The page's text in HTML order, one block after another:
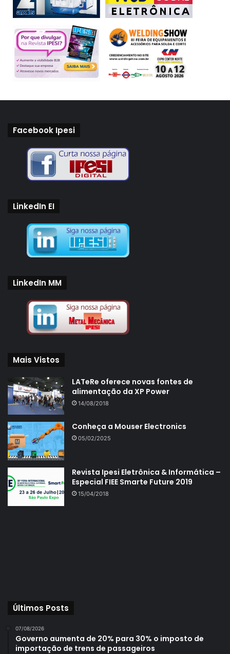
Facebook Ipesi
LinkedIn EI
LinkedIn MM
Mais Vistos
LATeRe oferece novas fontes de
alimentação da XP Power
14/08/2018
Conheça a Mouser Electronics
05/02/2025
Revista Ipesi Eletrônica & Informática –
Especial FIEE Smarte Future 2019
15/04/2018
Últimos Posts
07/08/2026
Governo aumenta de 20% para 30% o imposto de
importação de trens de passageiros